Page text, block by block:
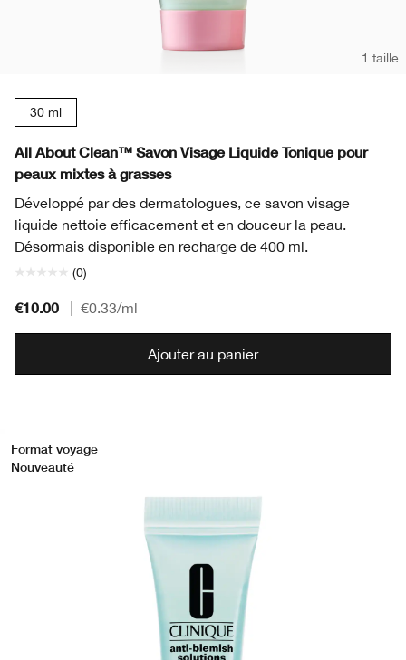
1 taille
30 ml
All About Clean™ Savon Visage Liquide Tonique pour
peaux mixtes à grasses
Développé par des dermatologues, ce savon visage
liquide nettoie efficacement et en douceur la peau.
Désormais disponible en recharge de 400 ml.
(0)
€10.00 €0.33/ml
Ajouter au panier
Format voyage
Nouveauté